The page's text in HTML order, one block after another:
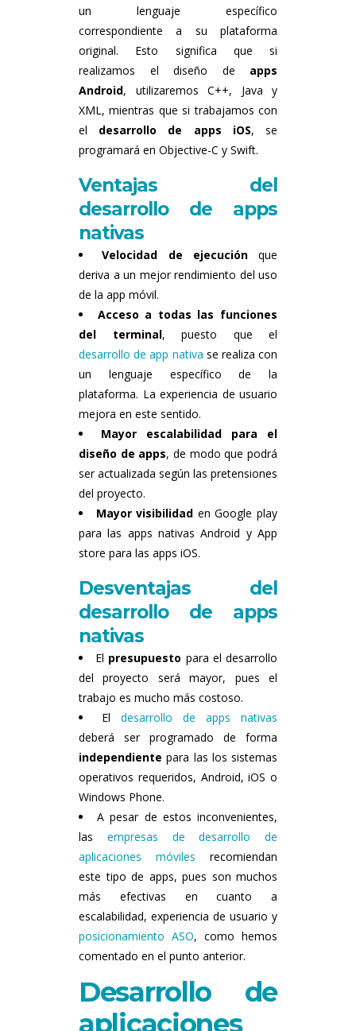
un lenguaje específico
correspondiente a su plataforma
original. Esto significa que si
realizamos el diseño de apps
Android, utilizaremos C++, Java y
XML, mientras que si trabajamos con
el desarrollo de apps iOS, se
programará en Objective-C y Swift.
Ventajas del
desarrollo de apps
nativas
Velocidad de ejecuciónque
deriva a un mejor rendimiento del uso
de la app móvil.
Acceso a todas las funciones
del terminal, puesto que el
desarrollo de app nativa se realiza con
un lenguaje específico de la
plataforma. La experiencia de usuario
mejora en este sentido.
Mayor escalabilidad para el
diseño de apps, de modo que podrá
ser actualizada según las pretensiones
del proyecto.
Mayor visibilidad en Google play
para las apps nativas Android y App
store para las apps iOS.
Desventajas del
desarrollo de apps
nativas
El presupuesto para el desarrollo
del proyecto será mayor, pues el
trabajo es mucho más costoso.
El desarrollo de apps nativas
deberá ser programado de forma
independiente para las los sistemas
operativos requeridos, Android, iOS o
Windows Phone.
A pesar de estos inconvenientes,
las empresas de desarrollo de
aplicaciones móviles recomiendan
este tipo de apps, pues son muchos
más efectivas en cuanto a
escalabilidad, experiencia de usuario y
posicionamiento ASO, como hemos
comentado en el punto anterior.
Desarrollo de
aplicaciones